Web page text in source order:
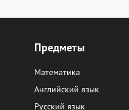
Предметы
Математика
Английский язык
Русский язык